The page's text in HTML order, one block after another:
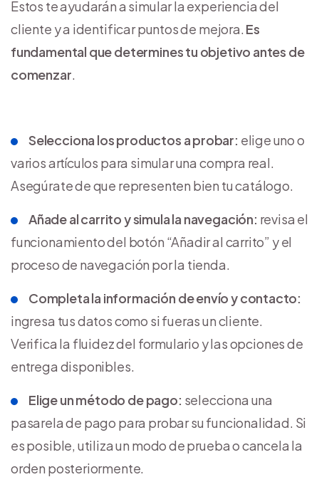
Estos te ayudarán a simular la experiencia del
cliente y a identificar puntos de mejora. Es
fundamental que determines tu objetivo antes de
comenzar.
Selecciona los productos a probar: elige uno o
varios artículos para simular una compra real.
Asegúrate de que representen bien tu catálogo.
Añade al carrito y simula la navegación: revisa el
funcionamiento del botón “Añadir al carrito” y el
proceso de navegación por la tienda.
Completa la información de envío y contacto:
ingresa tus datos como si fueras un cliente.
Verifica la fluidez del formulario y las opciones de
entrega disponibles.
Elige un método de pago: selecciona una
pasarela de pago para probar su funcionalidad. Si
es posible, utiliza un modo de prueba o cancela la
orden posteriormente.